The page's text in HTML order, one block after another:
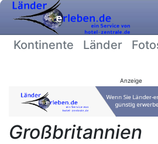
Kontinente Länder
Anzeige
Großbritannien